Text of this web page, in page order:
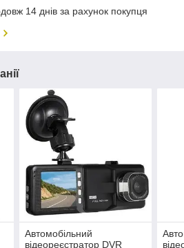
14 днів за рахунок покупця
Автомобільний
відеореєстратор DVR